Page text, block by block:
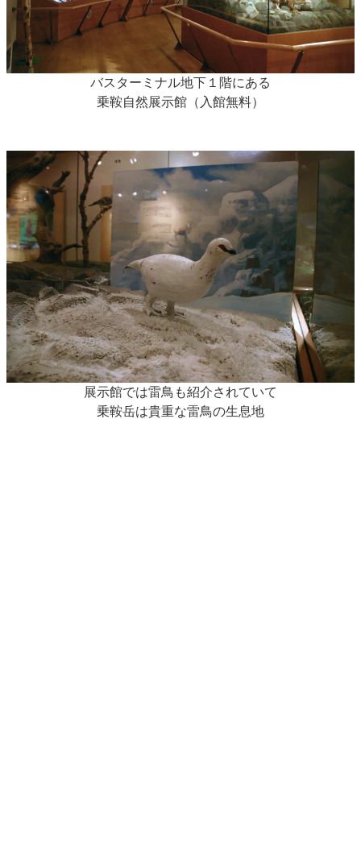
バスターミナル地下１階にある
乗鞍自然展示館（入館無料）
展示館では雷鳥も紹介されていて
乗鞍岳は貴重な雷鳥の生息地